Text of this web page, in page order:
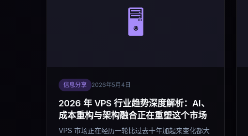
🖥️
信息分享 2026年5月4日
2026 年 VPS 行业趋势深度解析：AI、
成本重构与架构融合正在重塑这个市场
VPS 市场正在经历一轮比过去十年加起来变化都大